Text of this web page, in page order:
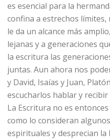
es esencial para la
confina a estrechos
le da un alcance más
lejanas y a generaciones
la escritura las
juntas. Aun ahora nos
y David, Isaías y Juan,
escucharlos hablar y
La Escritura no es
como lo consideran
espirituales y desprecian la